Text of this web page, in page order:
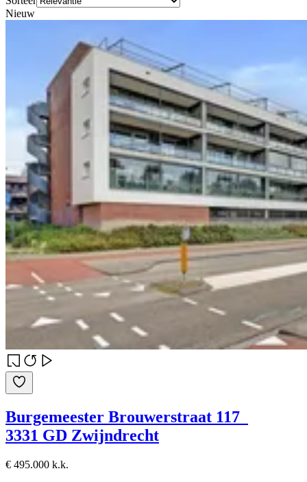
Nieuw
Burgemeester Brouwerstraat 117
3331 GD Zwijndrecht
€ 495.000 k.k.